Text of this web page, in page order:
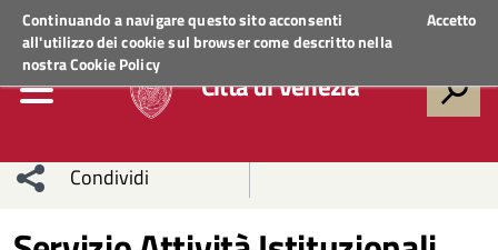
Continuando a navigare questo sito acconsenti
all'utilizzo dei cookie sul browser come descritto nella
nostraCookie Policy
Accetto
Regione VenetoACCEDI AI SERVIZI
Città di Venezia
Condividi
Condividi
Condividi